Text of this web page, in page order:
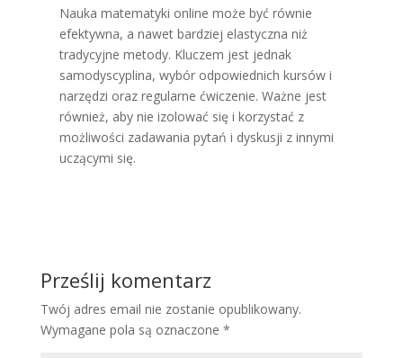
Nauka matematyki online może być równie
efektywna, a nawet bardziej elastyczna niż
tradycyjne metody. Kluczem jest jednak
samodyscyplina, wybór odpowiednich kursów i
narzędzi oraz regularne ćwiczenie. Ważne jest
również, aby nie izolować się i korzystać z
możliwości zadawania pytań i dyskusji z innymi
uczącymi się.
Prześlij komentarz
Twój adres email nie zostanie opublikowany.
Wymagane pola są oznaczone *